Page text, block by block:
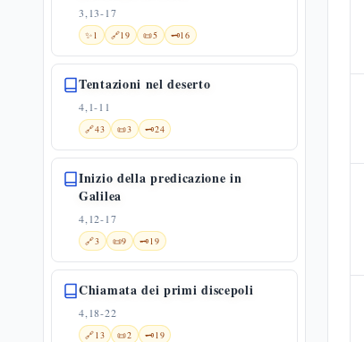
3,13-17
✨1 🔗19 📜5 🗝️16
Tentazioni nel deserto
4,1-11
🔗43 📜3 🗝️24
Inizio della predicazione in
Galilea
4,12-17
🔗3 📜9 🗝️19
Chiamata dei primi discepoli
4,18-22
🔗13 📜2 🗝️19